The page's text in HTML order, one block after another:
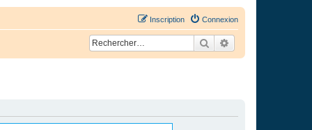
Connexion
Inscription
Rechercher